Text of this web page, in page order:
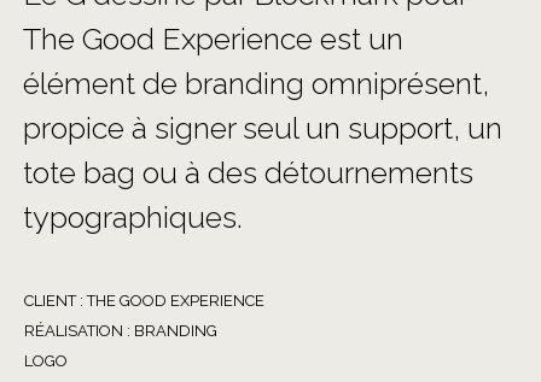
The Good Experience est un
élément de branding omniprésent,
propice à signer seul un support, un
tote bag ou à des détournements
typographiques.
CLIENT : THE GOOD EXPERIENCE
RÉALISATION : BRANDING
LOGO